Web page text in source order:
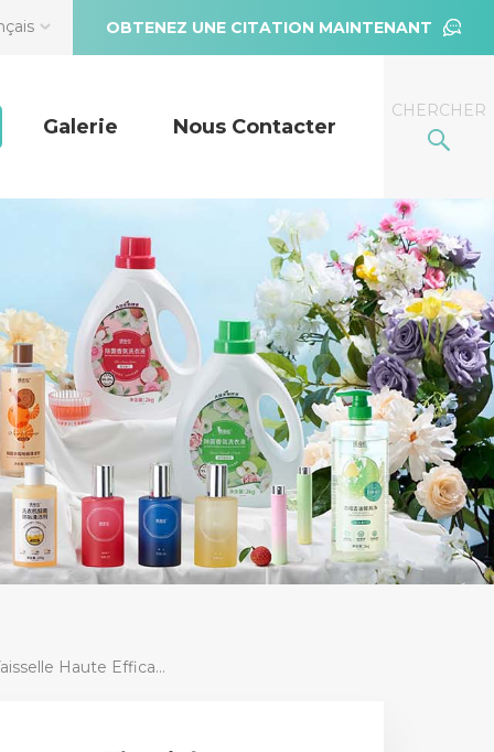
OBTENEZ UNE CITATION MAINTENANT
CHERCHER
Galerie Nous Contacter
Capsule Pour Lave-Vaisselle Haute Efficacité